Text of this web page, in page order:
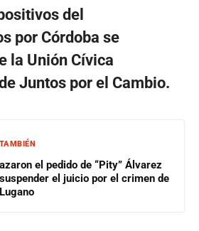
del
por Córdoba se
la Unión Cívica
Juntos por el Cambio.
el pedido de “Pity” Álvarez
el juicio por el crimen de